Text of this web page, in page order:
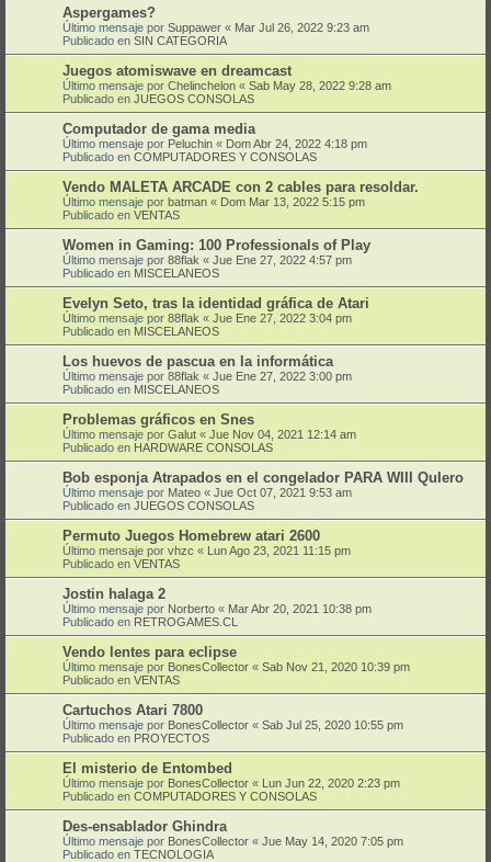
Aspergames?
Último mensaje por Suppawer « Mar Jul 26, 2022 9:23 am
Publicado en SIN CATEGORIA
Juegos atomiswave en dreamcast
Último mensaje por Chelinchelon « Sab May 28, 2022 9:28 am
Publicado en JUEGOS CONSOLAS
Computador de gama media
Último mensaje por Peluchin « Dom Abr 24, 2022 4:18 pm
Publicado en COMPUTADORES Y CONSOLAS
Vendo MALETA ARCADE con 2 cables para resoldar.
Último mensaje por batman « Dom Mar 13, 2022 5:15 pm
Publicado en VENTAS
Women in Gaming: 100 Professionals of Play
Último mensaje por 88flak « Jue Ene 27, 2022 4:57 pm
Publicado en MISCELANEOS
Evelyn Seto, tras la identidad gráfica de Atari
Último mensaje por 88flak « Jue Ene 27, 2022 3:04 pm
Publicado en MISCELANEOS
Los huevos de pascua en la informática
Último mensaje por 88flak « Jue Ene 27, 2022 3:00 pm
Publicado en MISCELANEOS
Problemas gráficos en Snes
Último mensaje por Galut « Jue Nov 04, 2021 12:14 am
Publicado en HARDWARE CONSOLAS
Bob esponja Atrapados en el congelador PARA WIII QuIero
Último mensaje por Mateo « Jue Oct 07, 2021 9:53 am
Publicado en JUEGOS CONSOLAS
Permuto Juegos Homebrew atari 2600
Último mensaje por vhzc « Lun Ago 23, 2021 11:15 pm
Publicado en VENTAS
Jostin halaga 2
Último mensaje por Norberto « Mar Abr 20, 2021 10:38 pm
Publicado en RETROGAMES.CL
Vendo lentes para eclipse
Último mensaje por BonesCollector « Sab Nov 21, 2020 10:39 pm
Publicado en VENTAS
Cartuchos Atari 7800
Último mensaje por BonesCollector « Sab Jul 25, 2020 10:55 pm
Publicado en PROYECTOS
El misterio de Entombed
Último mensaje por BonesCollector « Lun Jun 22, 2020 2:23 pm
Publicado en COMPUTADORES Y CONSOLAS
Des-ensablador Ghindra
Último mensaje por BonesCollector « Jue May 14, 2020 7:05 pm
Publicado en TECNOLOGIA